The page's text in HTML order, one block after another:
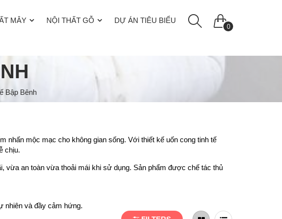
0
MÂY NỘI THẤT GỖ DỰ ÁN TIÊU BIỂU
Bập Bênh
nhấn mộc mạc cho không gian sống. Với thiết kế uốn cong tinh tế
chịu.
an toàn vừa thoải mái khi sử dụng. Sản phẩm được chế tác thủ
nhiên và đầy cảm hứng.